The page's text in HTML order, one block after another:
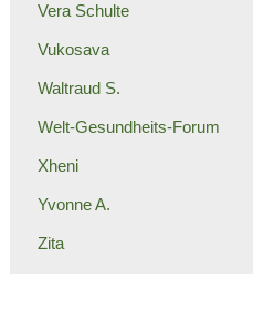
Vera Schulte
Vukosava
Waltraud S.
Welt-Gesundheits-Forum
Xheni
Yvonne A.
Zita